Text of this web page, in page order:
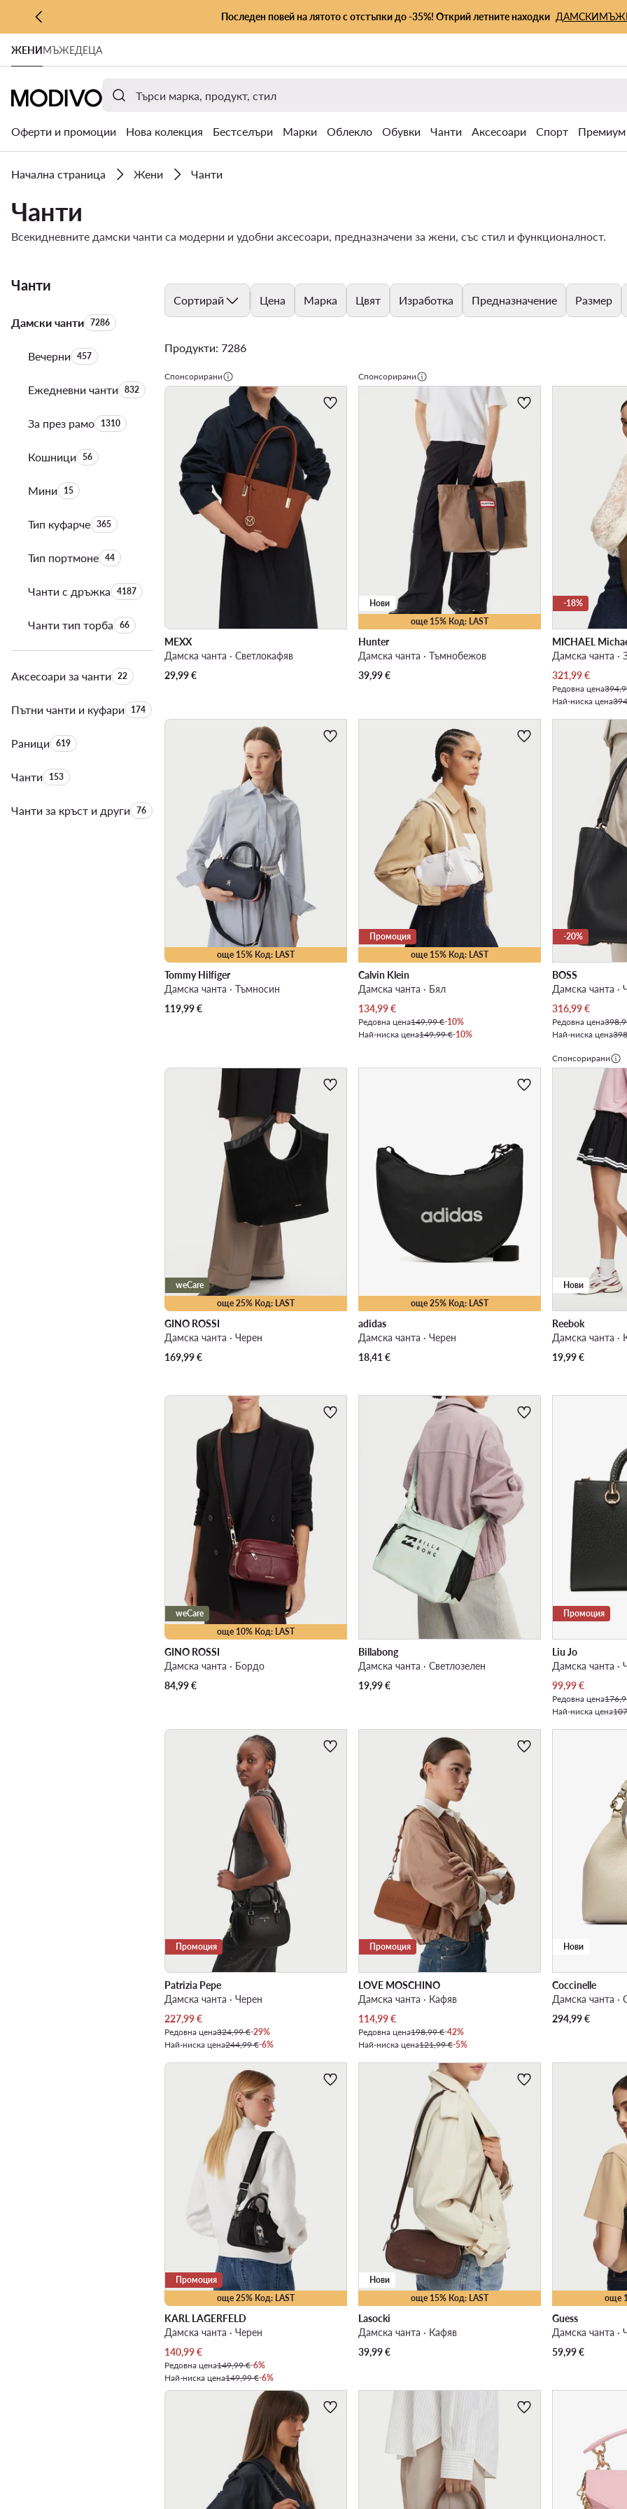
КЪМ ОСНОВНОТО СЪДЪРЖАНИЕ
КЪМ ТЪРСЕНЕ
Последен повей на лятото с отстъпки до -35%! Открий летните находки ДАМСКИ
ЖЕНИМЪЖЕДЕЦА
Оферти и промоции Нова колекция Бестселъри Марки Облекло Обувки Чанти Аксесоари Спорт Премиум
Начална страница Жени Чанти
Чанти
Всекидневните дамски чанти са модерни и удобни аксесоари, предназначени за жени, със стил и функционалност.
Чанти
Дамски чантиБрой на продуктите:
7286
ВечерниБрой на продуктите:
457
Ежедневни чантиБрой на продуктите:
832
За през рамоБрой на продуктите:
1310
КошнициБрой на продуктите:
56
МиниБрой на продуктите:
15
Тип куфарчеБрой на продуктите:
365
Тип портмонеБрой на продуктите:
44
Чанти с дръжкаБрой на продуктите:
4187
Чанти тип торбаБрой на продуктите:
66
Аксесоари за чантиБрой на продуктите:
22
Пътни чанти и куфариБрой на продуктите:
174
РанициБрой на продуктите:
619
ЧантиБрой на продуктите:
153
Чанти за кръст и другиБрой на продуктите:
76
Сортирай Цена Марка Цвят Изработка Предназначение Размер
Продукти: 7286
Спонсорирани
MEXX
Дамска чанта · Светлокафяв
29,99€
Спонсорирани
още 15% Код: LAST
Нови
Hunter
Дамска чанта · Тъмнобежов
39,99€
-18%
MICHAEL
Дамска чанта ·
Актуална цена
321,99€
Редовна цена
Най-ниска цена
още 15% Код: LAST
Tommy Hilfiger
Дамска чанта · Тъмносин
119,99€
още 15% Код: LAST
Промоция
Calvin Klein
Дамска чанта · Бял
Актуална цена
134,99€
Редовна цена149,99 €-10%
Най-ниска цена149,99 €-10%
-20%
BOSS
Дамска чанта ·
Актуална цена
316,99€
Редовна цена
Най-ниска цена
още 25% Код: LAST
weCare
GINO ROSSI
Дамска чанта · Черен
169,99€
още 25% Код: LAST
adidas
Дамска чанта · Черен
18,41 €
Спонсорирани
Нови
Reebok
Дамска чанта ·
19,99€
още 10% Код: LAST
weCare
GINO ROSSI
Дамска чанта · Бордо
84,99€
Billabong
Дамска чанта · Светлозелен
19,99€
Промоция
Liu Jo
Дамска чанта ·
Актуална цена
99,99€
Редовна цена
Най-ниска цена
Промоция
Patrizia Pepe
Дамска чанта · Черен
Актуална цена
227,99€
Редовна цена324,99 €-29%
Най-ниска цена244,99 €-6%
Промоция
LOVE MOSCHINO
Дамска чанта · Кафяв
Актуална цена
114,99€
Редовна цена198,99 €-42%
Най-ниска цена121,99 €-5%
Нови
Coccinelle
Дамска чанта ·
294,99€
още 25% Код: LAST
Промоция
KARL LAGERFELD
Дамска чанта · Черен
Актуална цена
140,99€
Редовна цена149,99 €-6%
Най-ниска цена149,99 €-6%
още 15% Код: LAST
Нови
Lasocki
Дамска чанта · Кафяв
39,99€
още
Guess
Дамска чанта ·
59,99€